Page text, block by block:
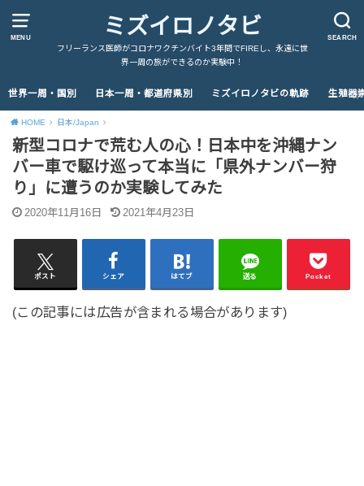
MENU SEARCH
ミズイロノタビ
フリーランス医師がコロナワクチンバイト3年間でFIREし、永遠に世
界一周の旅ができるのか実験中！
世界一周・国別 日本一周・都道府県別 ミズイロノタビの軌跡 生殖器
HOME 日本/Japan
新型コロナで荒む人の心！日本中を沖縄ナン
バー車で駆け巡って本当に「県外ナンバー狩
り」に遭うのか実験してみた
2020年11月16日 2021年4月23日
ポスト シェア はてブ 送る Pocket
(この記事には広告が含まれる場合があります)